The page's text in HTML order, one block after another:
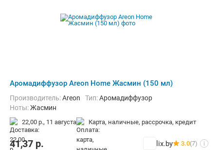
Аромадиффузор Areon Home Жасмин (150 мл)
Производитель:Areon Тип:Аромадиффузор
Ноты:Жасмин
22,00 р., 11 августа карта, наличные, рассрочка, кредит
41,37 р. lix.by 3.0(7) i